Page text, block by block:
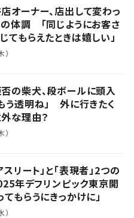
オーナー、店出して変わっ
体調 「同じようにお客さ
てもらえたときは嬉しい」
の柴犬、段ボールに頭入
う透明ね」 外に行きたく
な理由？
スリート」と「表現者」2つの
年デフリンピック東京開
てもらうにきっかけに」